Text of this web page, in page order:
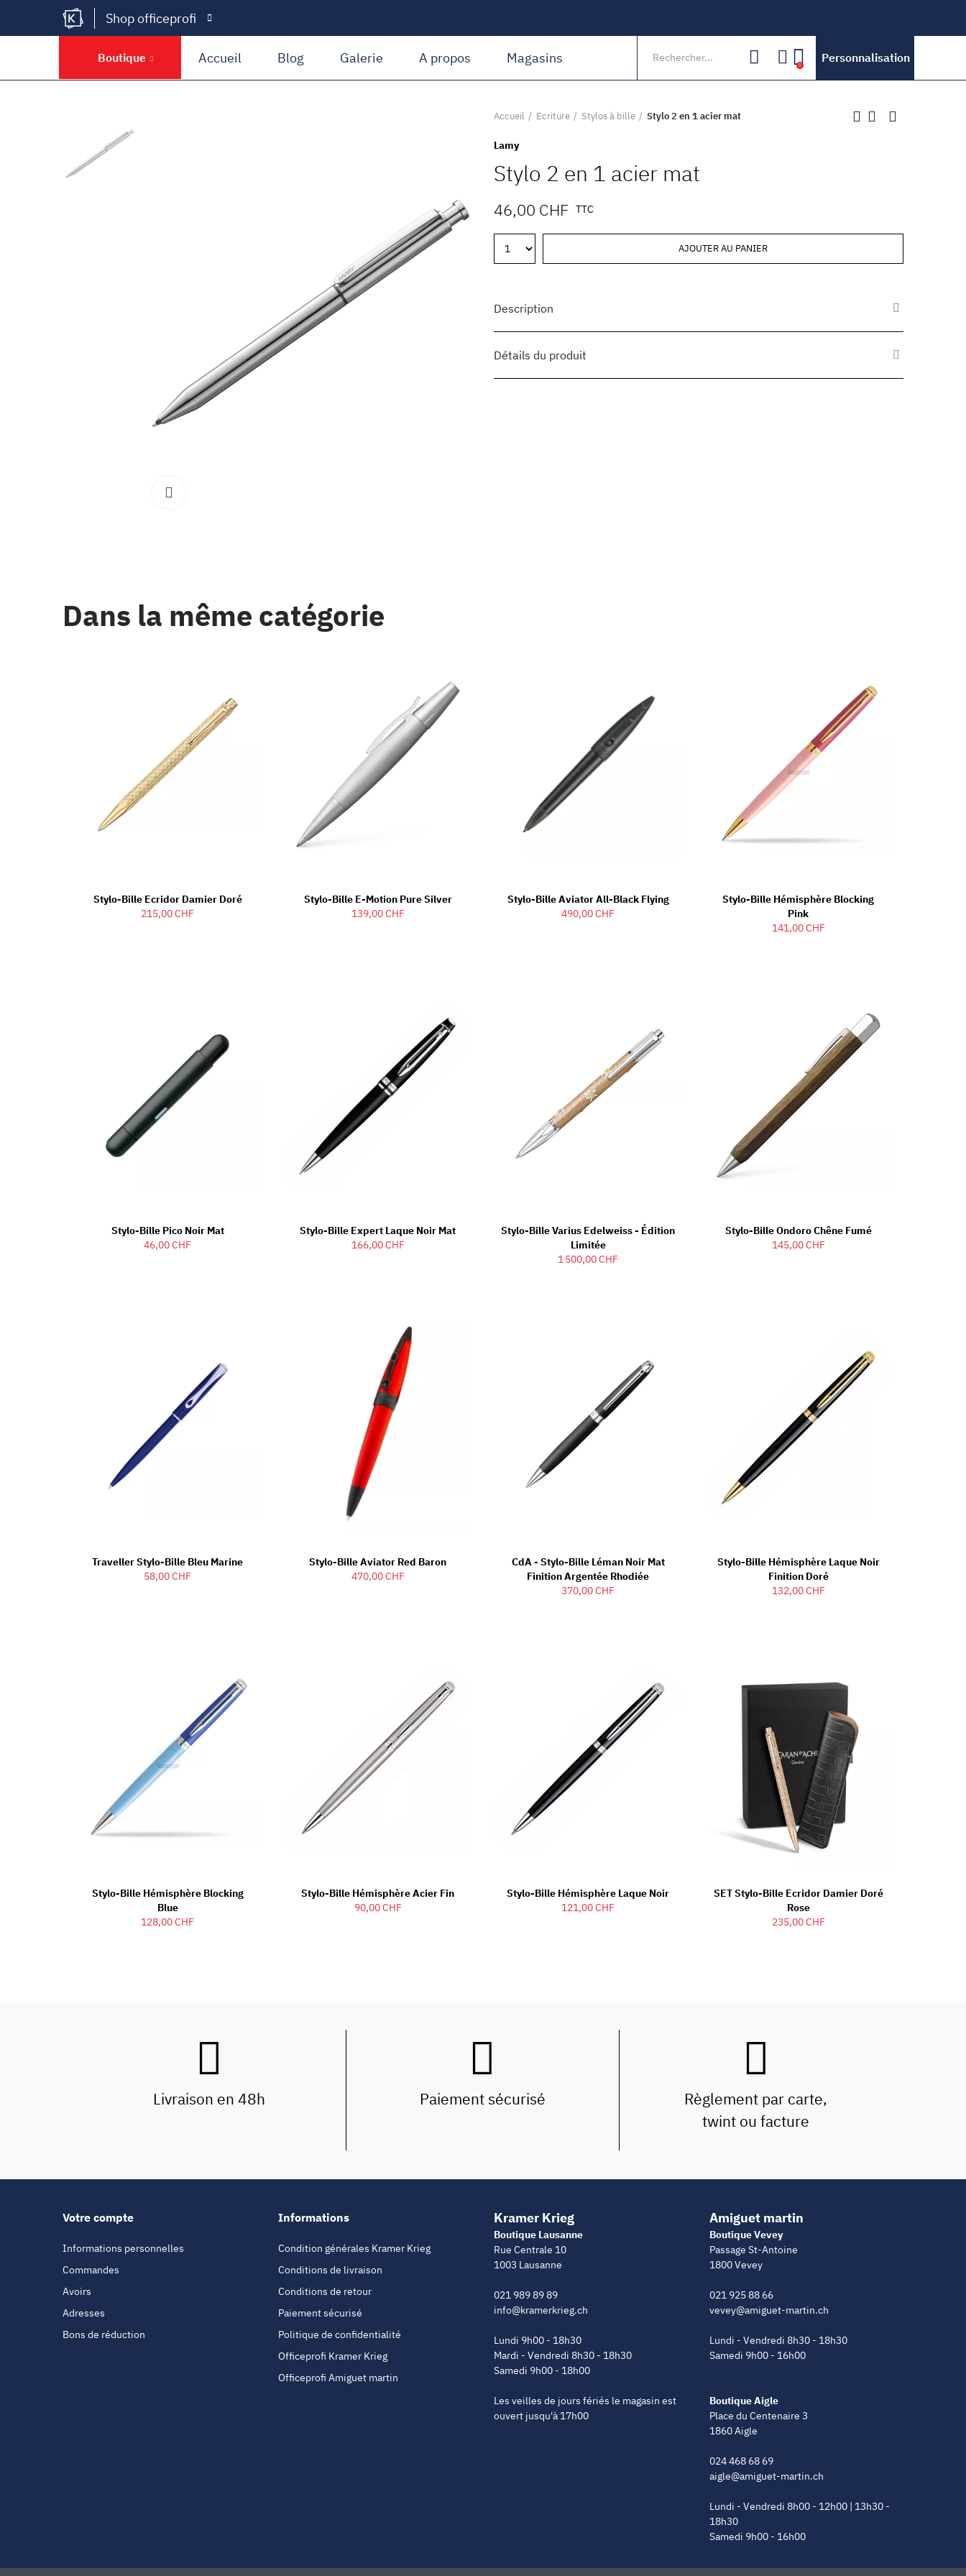
Shop officeprofi
Boutique Accueil Blog Galerie A propos Magasins 0
Personnalisation
Accueil Ecriture Stylos à bille Stylo 2 en 1 acier mat
Lamy
Stylo 2 en 1 acier mat
46,00 CHF TTC
AJOUTER AU PANIER
Description
Détails du produit
Dans la même catégorie
Stylo-Bille Ecridor Damier Doré
215,00 CHF
Stylo-Bille E-Motion Pure Silver
139,00 CHF
Stylo-Bille Aviator All-Black Flying
490,00 CHF
Stylo-Bille Hémisphère Blocking
Pink
141,00 CHF
Stylo-Bille Pico Noir Mat
46,00 CHF
Stylo-Bille Expert Laque Noir Mat
166,00 CHF
Stylo-Bille Varius Edelweiss - Édition
Limitée
1 500,00 CHF
Stylo-Bille Ondoro Chêne Fumé
145,00 CHF
Traveller Stylo-Bille Bleu Marine
58,00 CHF
Stylo-Bille Aviator Red Baron
470,00 CHF
CdA - Stylo-Bille Léman Noir Mat
Finition Argentée Rhodiée
370,00 CHF
Stylo-Bille Hémisphère Laque Noir
Finition Doré
132,00 CHF
Stylo-Bille Hémisphère Blocking
Blue
128,00 CHF
Stylo-Bille Hémisphère Acier Fin
90,00 CHF
Stylo-Bille Hémisphère Laque Noir
121,00 CHF
SET Stylo-Bille Ecridor Damier Doré
Rose
235,00 CHF
Livraison en 48h Paiement sécurisé
Règlement par carte,
twint ou facture
Votre compte
Informations personnelles
Commandes
Avoirs
Adresses
Bons de réduction
Informations
Condition générales Kramer Krieg
Conditions de livraison
Conditions de retour
Paiement sécurisé
Politique de confidentialité
Officeprofi Kramer Krieg
Officeprofi Amiguet martin
Kramer Krieg
Boutique Lausanne
Rue Centrale 10
1003 Lausanne
021 989 89 89
info@kramerkrieg.ch
Lundi 9h00 - 18h30
Mardi - Vendredi 8h30 - 18h30
Samedi 9h00 - 18h00
Les veilles de jours fériés le magasin est
ouvert jusqu'à 17h00
Amiguet martin
Boutique Vevey
Passage St-Antoine
1800 Vevey
021 925 88 66
vevey@amiguet-martin.ch
Lundi - Vendredi 8h30 - 18h30
Samedi 9h00 - 16h00
Boutique Aigle
Place du Centenaire 3
1860 Aigle
024 468 68 69
aigle@amiguet-martin.ch
Lundi - Vendredi 8h00 - 12h00 | 13h30 -
18h30
Samedi 9h00 - 16h00